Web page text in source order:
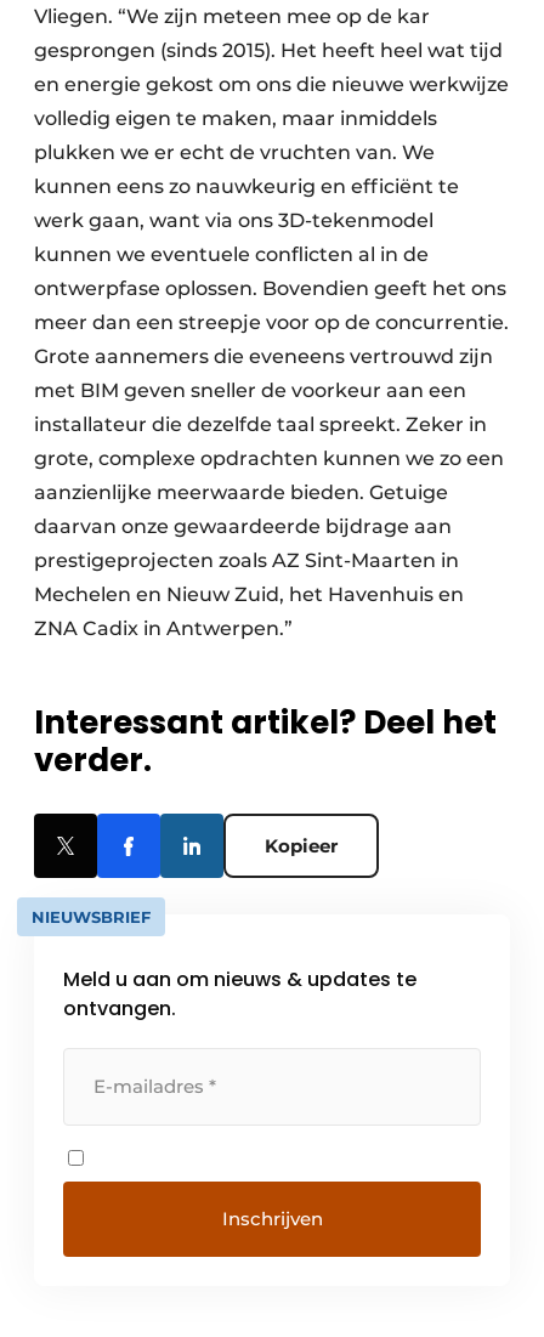
Vliegen. “We zijn meteen mee op de kar
gesprongen (sinds 2015). Het heeft heel wat tijd
en energie gekost om ons die nieuwe werkwijze
volledig eigen te maken, maar inmiddels
plukken we er echt de vruchten van. We
kunnen eens zo nauwkeurig en efficiënt te
werk gaan, want via ons 3D-tekenmodel
kunnen we eventuele conflicten al in de
ontwerpfase oplossen. Bovendien geeft het ons
meer dan een streepje voor op de concurrentie.
Grote aannemers die eveneens vertrouwd zijn
met BIM geven sneller de voorkeur aan een
installateur die dezelfde taal spreekt. Zeker in
grote, complexe opdrachten kunnen we zo een
aanzienlijke meerwaarde bieden. Getuige
daarvan onze gewaardeerde bijdrage aan
prestigeprojecten zoals AZ Sint-Maarten in
Mechelen en Nieuw Zuid, het Havenhuis en
ZNA Cadix in Antwerpen.”
Interessant artikel? Deel het
verder.
Kopieer
NIEUWSBRIEF
Meld u aan om nieuws & updates te
ontvangen.